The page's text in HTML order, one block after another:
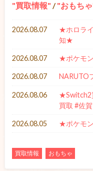
買取情報 / おもちゃ
2026.08.07
★ホロラ
知★
2026.08.07 ★ポケモ
2026.08.07 NARUTO
2026.08.06
★Switch2
買取 #佐
2026.08.05 ★ポケモ
買取情報 おもちゃ